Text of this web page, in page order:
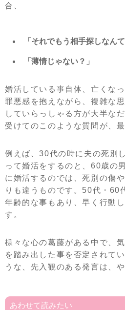
合、
「それでもう相手探しなん
「薄情じゃない？」
婚活している事自体、亡くな
罪悪感を抱えながら、複雑な
していらっしゃる方が大半な
受けてのこのような質問が、
例えば、30代の時に夫の死別
って婚活をするのと、60歳の
に婚活するのでは、死別の傷
りも違うものです。50代・60
年齢的な事もあり、早く行動
す。
様々な心の葛藤がある中で、
を踏み出した事を否定されて
うな、先入観のある発言は、
あわせて読みたい